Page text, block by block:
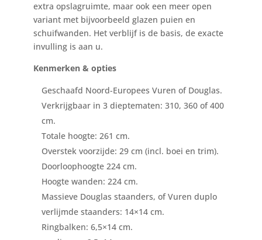
extra opslagruimte, maar ook een meer open
variant met bijvoorbeeld glazen puien en
schuifwanden. Het verblijf is de basis, de exacte
invulling is aan u.
Kenmerken & opties
Geschaafd Noord-Europees Vuren of Douglas.
Verkrijgbaar in 3 dieptematen: 310, 360 of 400
cm.
Totale hoogte: 261 cm.
Overstek voorzijde: 29 cm (incl. boei en trim).
Doorloophoogte 224 cm.
Hoogte wanden: 224 cm.
Massieve Douglas staanders, of Vuren duplo
verlijmde staanders: 14×14 cm.
Ringbalken: 6,5×14 cm.